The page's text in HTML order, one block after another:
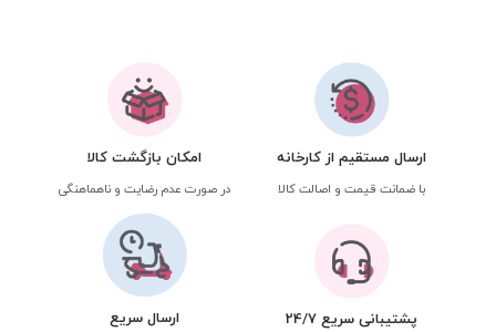
ارسال مستقیم از کارخانه
با ضمانت قیمت و اصالت کالا
امکان بازگشت کالا
در صورت عدم رضایت و ناهماهنگی
پشتیبانی سریع 24/7 ارسال سریع